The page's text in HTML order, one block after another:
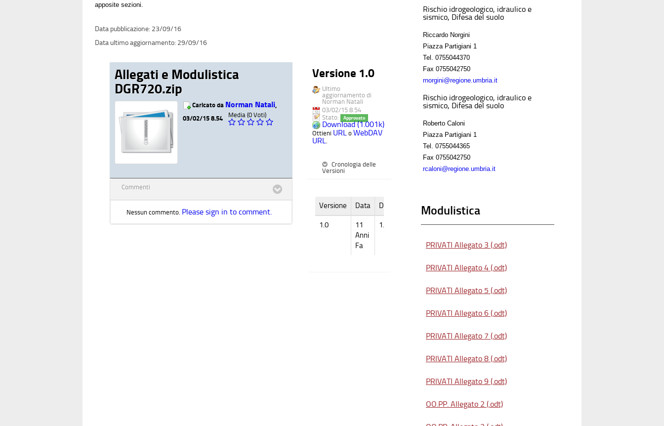
apposite sezioni.
23/09/16
29/09/16
Allegati e Modulistica
DGR720.zip
Caricato da Norman Natali
03/02/15 8.54
Media (0 Voti)
Commenti
Nessun commento. Please sign in to comment.
Versione 1.0
Ultimo
aggiornamento di
Norman Natali
03/02/15 8.54
Stato:
Approvato
Download (1.001k)
Ottieni URL o WebDAV
URL
Cronologia delle
Versioni
Versione Data Dimensione
1.0
11
Anni
Fa
1.001k
Rischio idrogeologico, idraulico e
sismico, Difesa del suolo
Riccardo Norgini
Piazza Partigiani 1
Tel.
0755044370
Fax 0755042750
rnorgini@regione.umbria.it
Rischio idrogeologico, idraulico e
sismico, Difesa del suolo
Roberto Caloni
Piazza Partigiani 1
Tel.
0755044365
Fax 0755042750
rcaloni@regione.umbria.it
Modulistica
PRIVATI Allegato 3 (.odt)
PRIVATI Allegato 4 (.odt)
PRIVATI Allegato 5 (.odt)
PRIVATI Allegato 6 (.odt)
PRIVATI Allegato 7 (.odt)
PRIVATI Allegato 8 (.odt)
PRIVATI Allegato 9 (.odt)
OO.PP. Allegato 2 (.odt)